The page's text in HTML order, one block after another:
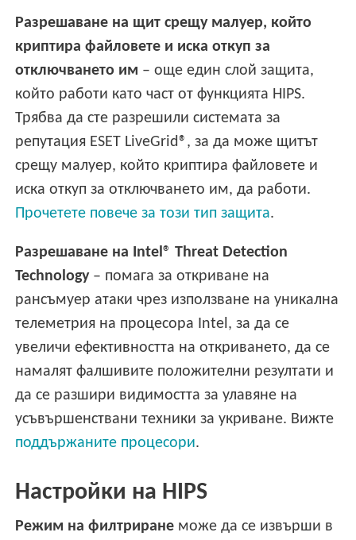
Разрешаване на щит срещу малуер, който
криптира файловете и иска откуп за
отключването им – още един слой защита,
който работи като част от функцията HIPS.
Трябва да сте разрешили системата за
репутация ESET LiveGrid®, за да може щитът
срещу малуер, който криптира файловете и
иска откуп за отключването им, да работи.
Прочетете повече за този тип защита.
Разрешаване на Intel® Threat Detection
Technology– помага за откриване на
рансъмуер атаки чрез използване на уникална
телеметрия на процесора Intel, за да се
увеличи ефективността на откриването, да се
намалят фалшивите положителни резултати и
да се разшири видимостта за улавяне на
усъвършенствани техники за укриване. Вижте
поддържаните процесори.
Настройки на HIPS
Режим на филтриране може да се извърши в